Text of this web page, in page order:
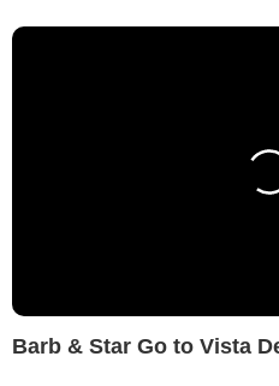
Barb & Star Go to Vista